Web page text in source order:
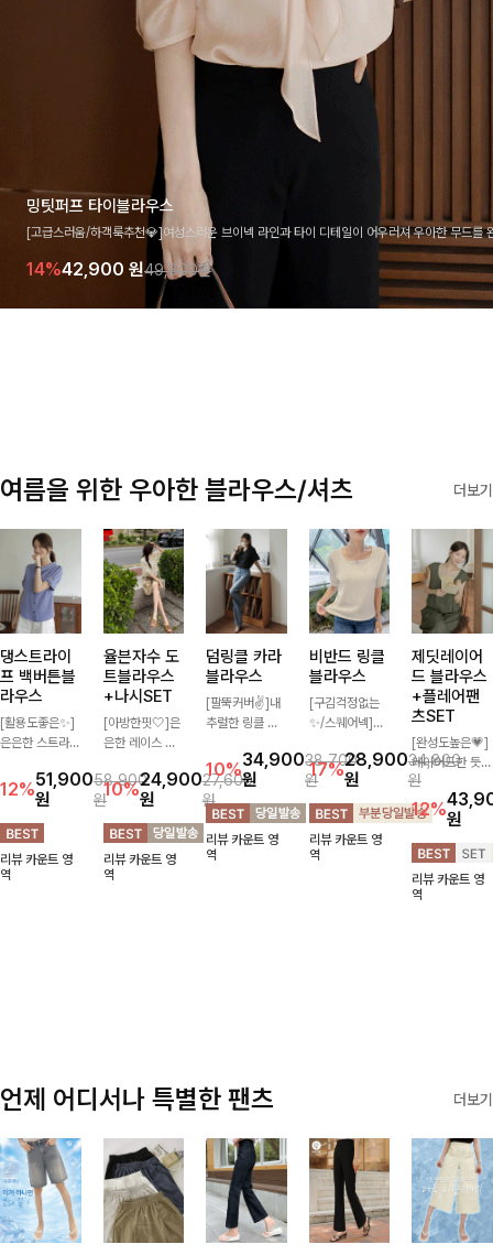
밍팃퍼프 타이블라우스
[고급스러움/하객룩추천💎]여성스러운 브이넥 라인과 타이 디테일이 어우러져 우아한 무드를
라우스 🤍 여유로운 7부 소매로 편안하게 착용되며 데일리룩부터 출근룩, 하객룩까지 세련된
기 좋은 아이템이에요
14%42,900 원49,800원
여름을 위한 우아한 블라우스/셔츠 더보기
댕스트라이
프 백버튼블
라우스
[활용도좋은✨]
은은한 스트라이
져 심플한 코디
에도 세련된 포
인트를 더해드리
며 깔끔한 스트
라이프 디테일로
유행 없이 오래
12%51,900
원
58,900
원
리뷰 카운트 영
역
율븐자수 도
트블라우스
+나시SET
[아방한핏🤍]은
은한 레이스 자
으로 사랑스러운
감성 가득 담았
으며 나시 세트
구성으로 이너
걱정없이 손쉽게
코디 가능한 블
10%24,900
원
27,600
원
리뷰 카운트 영
역
덤링클 카라
블라우스
[팔뚝커버✌]내
추럴한 링클 텍
있게 입어지는
블라우스🖤 브
이넥 카라 디자
인에 여유로운
소매핏 더해져
여리하면서도 시
10%34,900
원
38,700
원
리뷰 카운트 영
역
비반드 링클
블라우스
[구김걱정없는
✨/스퀘어넥]입
엠보 텍스처가
돋보이는 블라우
스- 여유로운 실
루엣과 물결 짜
임 소매 디테일
이 더해져 편안
17%28,900
원
34,800
원
리뷰 카운트 영
역
제딧레이어
드 블라우스
+플레어팬
츠SET
[완성도높은💗]
레이어드한 듯
자연스러운 나시
와 버튼 원피스
가 함께 구성된
세트 아이템입니
다. 코디 고민 없
이 한 벌만으로
도 내추럴하면서
12%원
리뷰 카운트 영
역
언제 어디서나 특별한 팬츠 더보기